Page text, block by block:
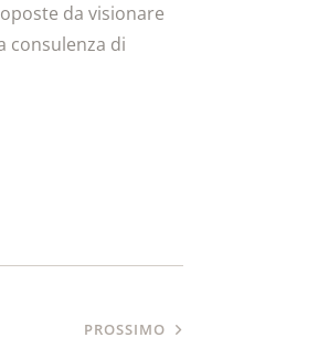
da visionare
consulenza di
PROSSIMO